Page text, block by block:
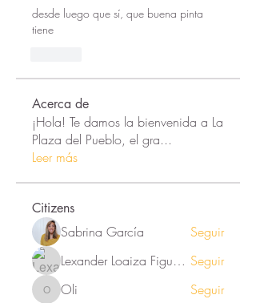
desde luego que sí, que buena pinta
tiene
Acerca de
¡Hola! Te damos la bienvenida a La
Plaza del Pueblo, el gra...
Leer más
Citizens
Sabrina García
Seguir
Lexander Loaiza Figueroa Seguir
Oli Oli Seguir